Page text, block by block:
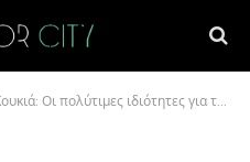
Οι πολύτιμες ιδιότητες για την υγεία, αλλά και ένας σοβαρός, άγνωστος σε πολλούς κίνδυνος